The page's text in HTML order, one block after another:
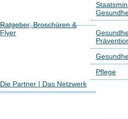
Ratgeber, Broschüren &
Flyer
Pflege
Die Partner | Das Netzwerk